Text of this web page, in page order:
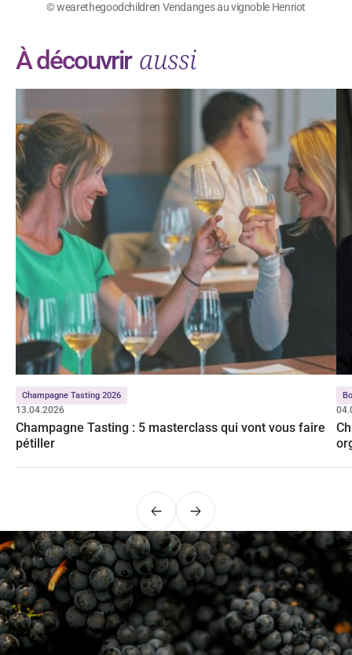
© wearethegoodchildren Vendanges au vignoble Henriot
À découvrir aussi
Champagne Tasting 2026
13.04.2026
Champagne Tasting : 5 masterclass qui vont vous faire
pétiller
PrécédentSuivant